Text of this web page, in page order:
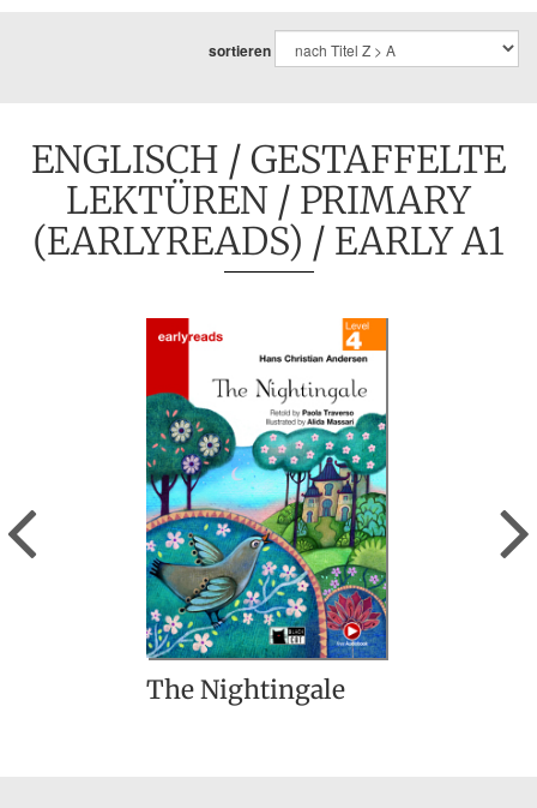
sortieren
ENGLISCH / GESTAFFELTE
LEKTÜREN / PRIMARY
(EARLYREADS) / EARLY A1
The Nightingale
Previous